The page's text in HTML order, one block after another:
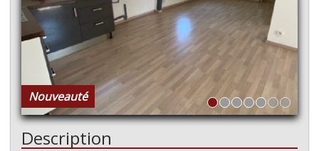
Nouveauté
Description